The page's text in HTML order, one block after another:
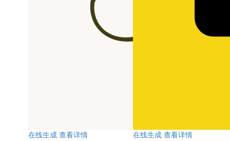
在线生成 查看详情
在线生成 查看详情